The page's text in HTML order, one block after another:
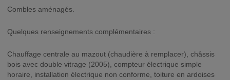
Combles aménagés.
Quelques renseignements complémentaires :
Chauffage centrale au mazout (chaudière à remplacer), châssis
bois avec double vitrage (2005), compteur électrique simple
horaire, installation électrique non conforme, toiture en ardoises